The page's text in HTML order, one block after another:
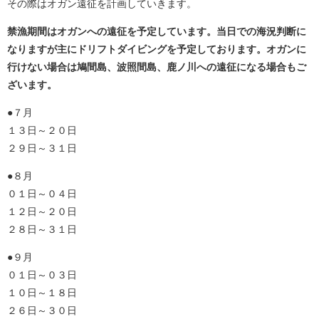
その際はオガン遠征を計画していきます。
禁漁期間はオガンへの遠征を予定しています。当日での海況判断に
なりますが主にドリフトダイビングを予定しております。オガンに
行けない場合は鳩間島、波照間島、鹿ノ川への遠征になる場合もご
ざいます。
●７月
１３日～２０日
２９日～３１日
●８月
０１日～０４日
１２日～２０日
２８日～３１日
●９月
０１日～０３日
１０日～１８日
２６日～３０日